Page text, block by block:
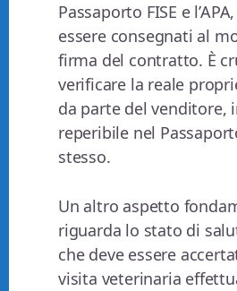
Passaporto FISE e
essere consegnati al
firma del contratto. È
verificare la reale
da parte del venditore,
reperibile nel
stesso.
Un altro aspetto
riguarda lo stato di
che deve essere
visita veterinaria